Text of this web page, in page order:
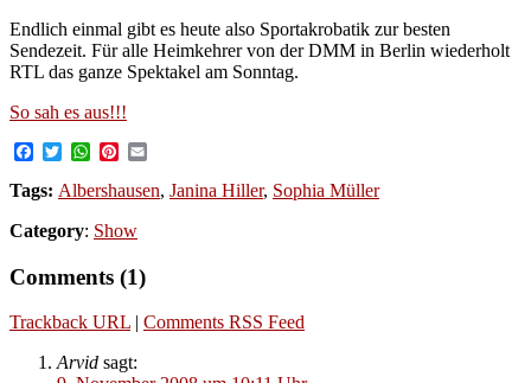
Endlich einmal gibt es heute also Sportakrobatik zur besten
Sendezeit. Für alle Heimkehrer von der DMM in Berlin wiederholt
RTL das ganze Spektakel am Sonntag.
So sah es aus!!!
Facebook
TwitterWhatsApp
Pinterest
Tags: Albershausen, Janina Hiller, Sophia Müller
Category: Show
Comments (1)
Trackback URL | Comments RSS Feed
Arvid sagt: